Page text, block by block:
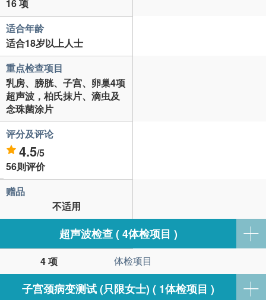
超声波检查 ( 4体检项目 )
体检项目
子宫颈病变测试 (只限女士) ( 1体检项目 )
16 项
适合年龄
适合18岁以上人士
重点检查项目
乳房、膀胱、子宫、卵巢4项
超声波，柏氏抹片、滴虫及
念珠菌涂片
评分及评论
4.5/5
56则评价
赠品
不适用
4 项